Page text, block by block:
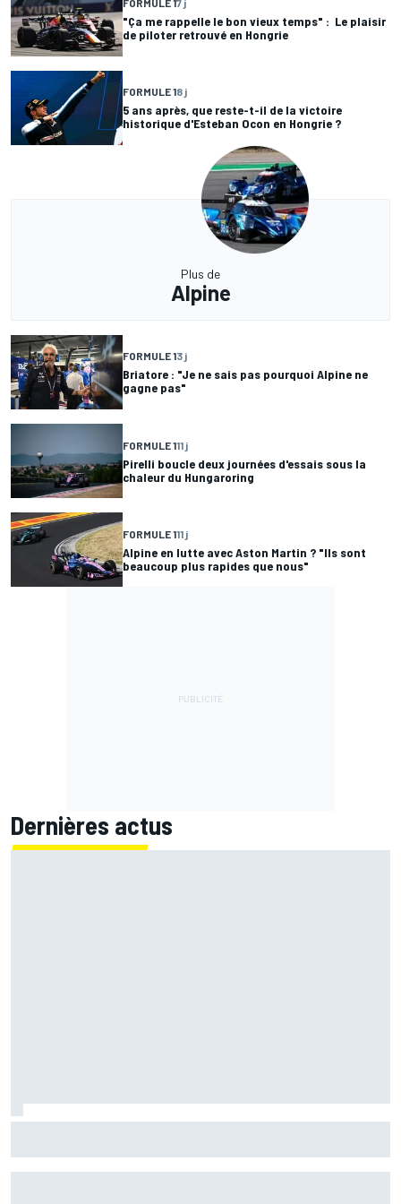
FORMULE 17 j
"Ça me rappelle le bon vieux temps" : Le plaisir
de piloter retrouvé en Hongrie
FORMULE 18 j
5 ans après, que reste-t-il de la victoire
historique d'Esteban Ocon en Hongrie ?
Plus de
Alpine
FORMULE 13 j
Briatore : "Je ne sais pas pourquoi Alpine ne
gagne pas"
FORMULE 111 j
Pirelli boucle deux journées d'essais sous la
chaleur du Hungaroring
FORMULE 111 j
Alpine en lutte avec Aston Martin ? "Ils sont
beaucoup plus rapides que nous"
Dernières actus